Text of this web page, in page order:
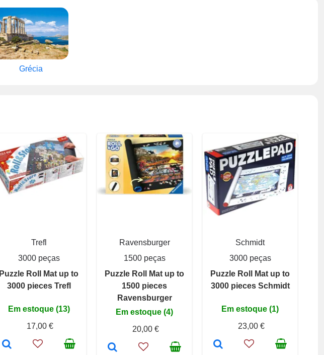
Grécia
Trefl
3000 peças
Puzzle Roll Mat up to
3000 pieces Trefl
Em estoque (13)
17,00 €
Ravensburger
1500 peças
Puzzle Roll Mat up to
1500 pieces
Ravensburger
Em estoque (4)
20,00 €
Schmidt
3000 peças
Puzzle Roll Mat up to
3000 pieces Schmidt
Em estoque (1)
23,00 €